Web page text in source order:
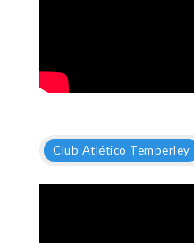
Club Atlético Temperley